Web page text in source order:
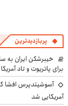
پربازدیدترین
خیبرشکن ایران به
برای پاتریوت و تاد آمریکا
آمریکایی شد